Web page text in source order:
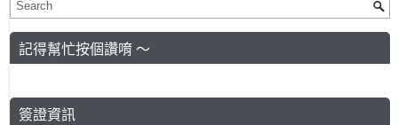
記得幫忙按個讚唷 ～
簽證資訊